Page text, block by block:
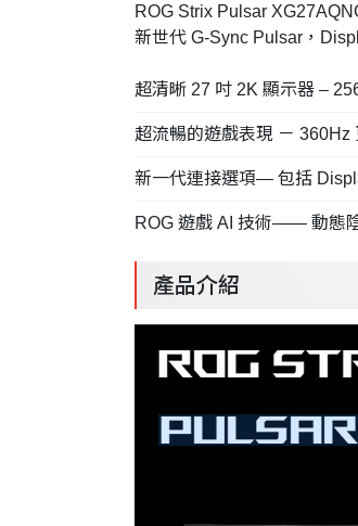
ROG Strix Pulsar
新世代 G-Sync Pulsar，
超清晰 27 吋 2K 顯示器 –
超流暢的遊戲表現 － 360Hz
新一代連接選項— 包括
ROG 遊戲 AI 技術—— 動態
產品介紹